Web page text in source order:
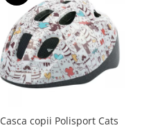
Casca copii Polisport Cats